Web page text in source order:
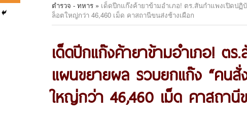
ตำรวจ - ทหาร » เด็ดปีกแก๊งค้ายาข้ามอำเภอ! ตร.สันกำแพงเปิดป
ล็อตใหญ่กว่า 46,460 เม็ด คาสถานีขนส่งช้างเผือก
เด็ดปีกแก๊งค้ายาข้ามอำเภอ! ต
แผนขยายผล รวบยกแก๊ง “คน
ใหญ่กว่า 46,460 เม็ด คาสถานี